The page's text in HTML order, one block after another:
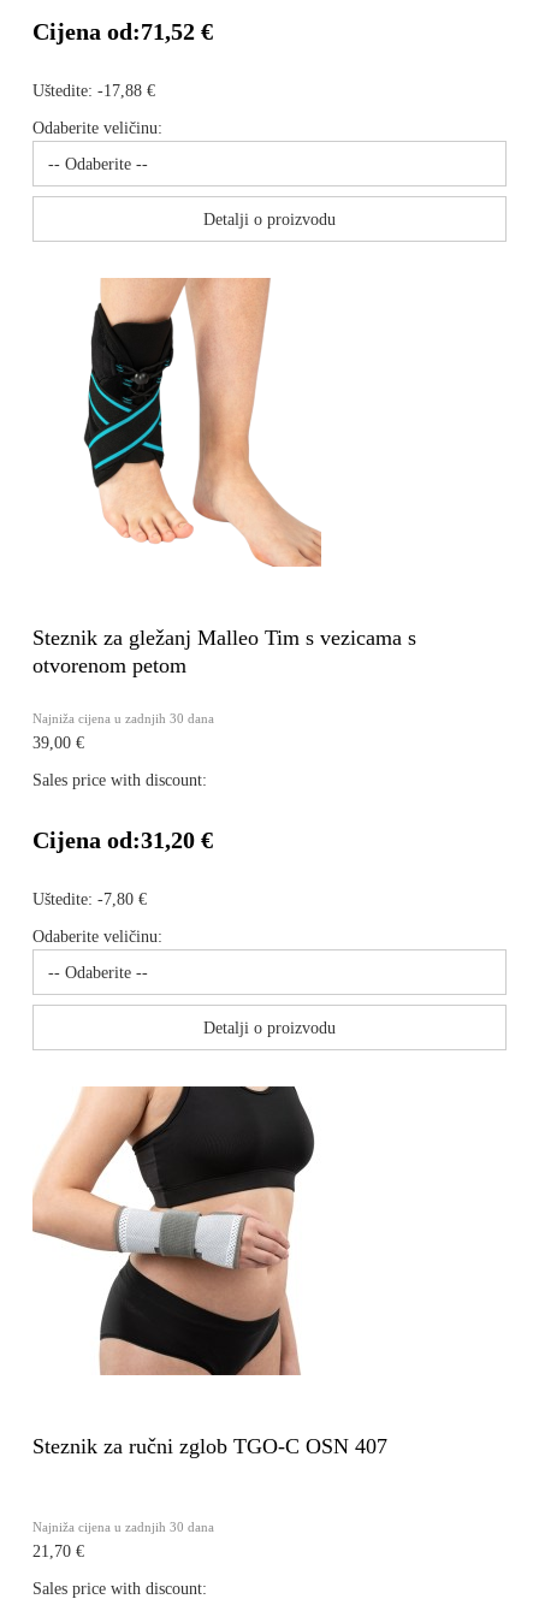
Cijena od:71,52 €
Uštedite: -17,88 €
Odaberite veličinu:
Detalji o proizvodu
Steznik za gležanj Malleo Tim s vezicama s
otvorenom petom
Najniža cijena u zadnjih 30 dana
39,00 €
Sales price with discount:
Cijena od:31,20 €
Uštedite: -7,80 €
Odaberite veličinu:
Detalji o proizvodu
Steznik za ručni zglob TGO-C OSN 407
Najniža cijena u zadnjih 30 dana
21,70 €
Sales price with discount: